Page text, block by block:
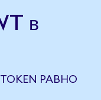
в
TOKEN РАВНО